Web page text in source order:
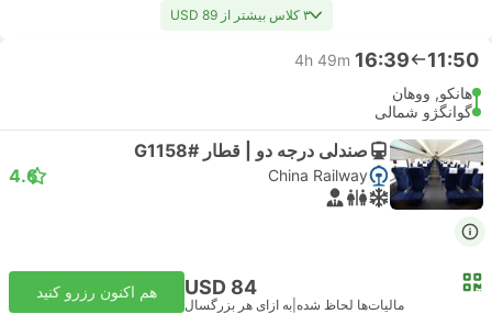
۳ کلاس بیشتر از USD 89
11:50
16:39
4h 49m
هانکو, ووهان
گوانگژو شمالی
صندلی درجه دو | قطار #G1158
China Railway
4.6
USD 84
مالیات‌ها لحاظ شده به ازای هر بزرگسال
هم اکنون رزرو کنید